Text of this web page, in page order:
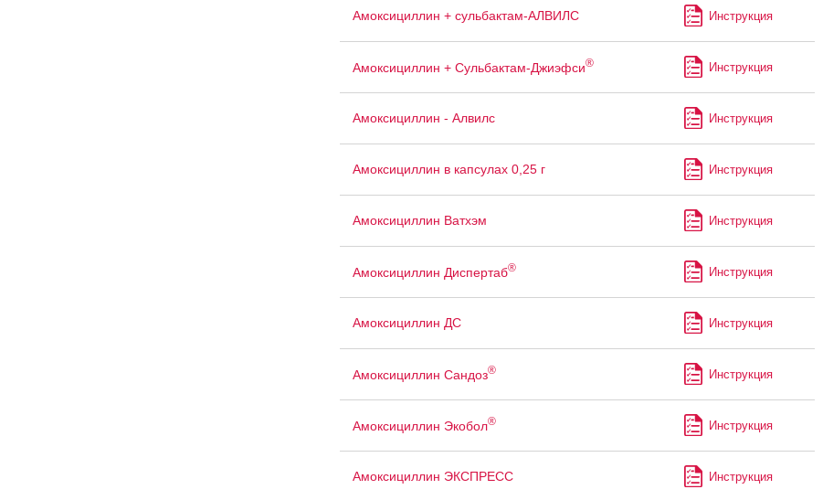
Амоксициллин + сульбактам-АЛВИЛС Инструкция
Амоксициллин + Сульбактам-Джиэфси® Инструкция
Амоксициллин - Алвилс Инструкция
Амоксициллин в капсулах 0,25 г Инструкция
Амоксициллин Ватхэм Инструкция
Амоксициллин Диспертаб® Инструкция
Амоксициллин ДС Инструкция
Амоксициллин Сандоз® Инструкция
Амоксициллин Экобол® Инструкция
Амоксициллин ЭКСПРЕСС Инструкция